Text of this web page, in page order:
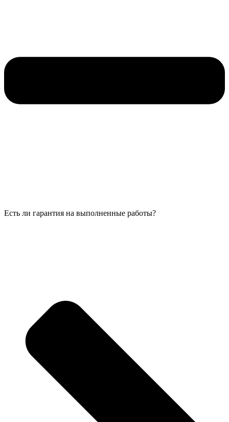
Есть ли гарантия на выполненные работы?